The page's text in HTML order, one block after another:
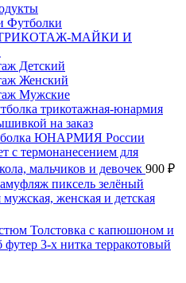
Футболки
МАЙКИ И
Детский
Женский
Мужские
ЮНАРМИЯ России
с термонанесением для
мальчиков и девочек 900 ₽
пиксель зелёный
мужская, женская и детская
Толстовка с капюшоном и
3-х нитка терракотовый